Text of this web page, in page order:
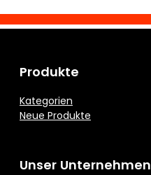
Produkte
Kategorien
Neue Produkte
Unser Unternehmen